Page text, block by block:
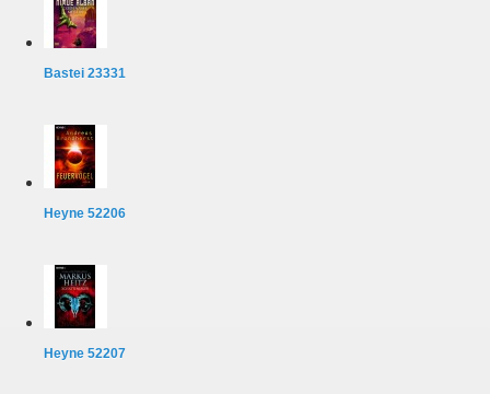
Bastei 23331
Heyne 52206
Heyne 52207